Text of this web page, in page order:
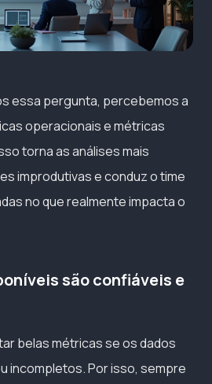
essa pergunta, percebemos a
operacionais e métricas
torna as análises mais
improdutivas e conduz o time
no que realmente impacta o
são confiáveis e
belas métricas se os dados
incompletos. Por isso, sempre